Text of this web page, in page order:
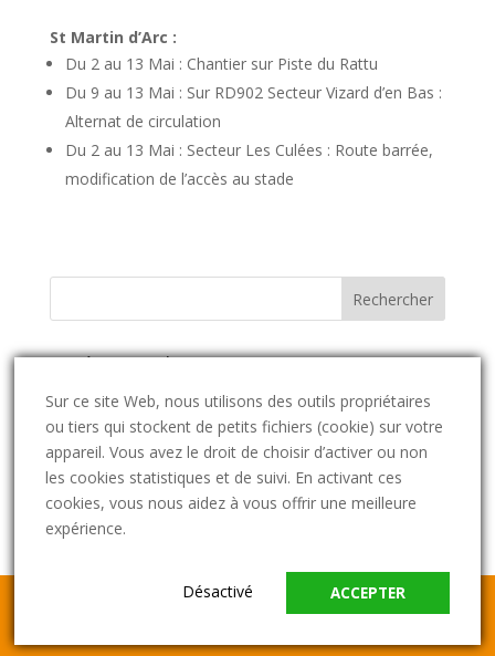
St Martin d’Arc :
Du 2 au 13 Mai : Chantier sur Piste du Rattu
Du 9 au 13 Mai : Sur RD902 Secteur Vizard d’en Bas :
Alternat de circulation
Du 2 au 13 Mai : Secteur Les Culées : Route barrée,
modification de l’accès au stade
Catégories d’actus
Catégories
d’actus
Archives des actualités et pannes
Archives
actualités
Site web édité parSORÉAet créé parAgence Big
Sur ce site Web, nous utilisons des outils propriétaires
ou tiers qui stockent de petits fichiers (cookie) sur votre
appareil. Vous avez le droit de choisir d’activer ou non
les cookies statistiques et de suivi. En activant ces
cookies, vous nous aidez à vous offrir une meilleure
expérience.
ACCEPTER
Désactivé